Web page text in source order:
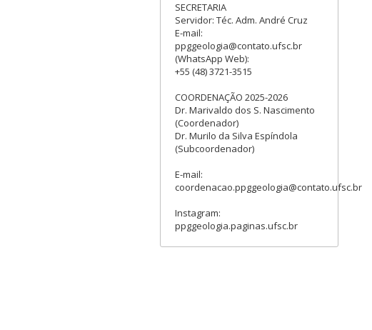
SECRETARIA
Servidor: Téc. Adm. André Cruz
E-mail:
ppggeologia@contato.ufsc.br
(WhatsApp Web):
+55 (48) 3721-3515
COORDENAÇÃO 2025-2026
Dr. Marivaldo dos S. Nascimento
(Coordenador)
Dr. Murilo da Silva Espíndola
(Subcoordenador)
E-mail:
coordenacao.ppggeologia@contato.ufsc.br
Instagram:
ppggeologia.paginas.ufsc.br